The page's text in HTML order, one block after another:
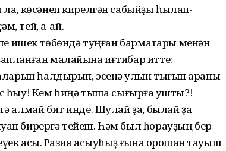
көсәнеп кирелгән сабыйҙы һылап-
тей, а-ай.
ишек төбөндә туңған бармаҡтары менән
малайына иғтибар итте:
һалдырып, эсенә ҡулын тығып ҡараны
Кем һиңә тышҡа сығырға ҡушты?!
алмай бит инде. Шулай ҙа, былай ҙа
бирергә тейеш. Һәм был һорауҙың бер
асыҡ. Разия асыуһыҙ ғына орошҡан тауыш